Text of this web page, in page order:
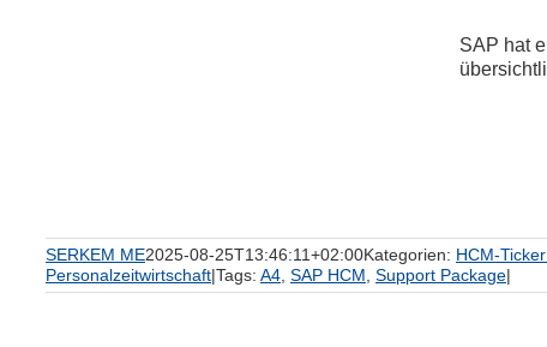
SAP hat
SERKEM ME2025-08-25T13:46:11+02:00Kategorien: HCM-
Personalzeitwirtschaft|Tags: A4 SAP HCM Support Package|